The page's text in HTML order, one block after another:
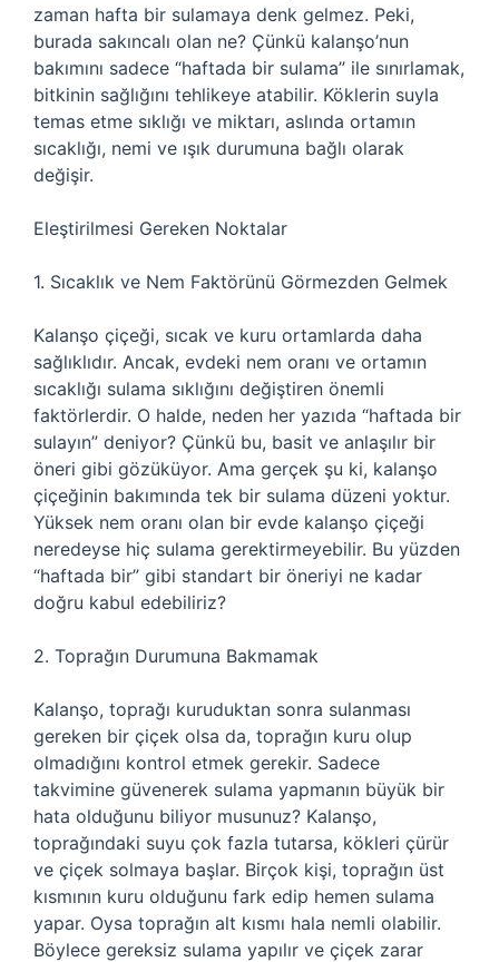
zaman hafta bir sulamaya denk gelmez. Peki,
burada sakıncalı olan ne? Çünkü kalanşo’nun
bakımını sadece “haftada bir sulama” ile sınırlamak,
bitkinin sağlığını tehlikeye atabilir. Köklerin suyla
temas etme sıklığı ve miktarı, aslında ortamın
sıcaklığı, nemi ve ışık durumuna bağlı olarak
değişir.
Eleştirilmesi Gereken Noktalar
1. Sıcaklık ve Nem Faktörünü Görmezden Gelmek
Kalanşo çiçeği, sıcak ve kuru ortamlarda daha
sağlıklıdır. Ancak, evdeki nem oranı ve ortamın
sıcaklığı sulama sıklığını değiştiren önemli
faktörlerdir. O halde, neden her yazıda “haftada bir
sulayın” deniyor? Çünkü bu, basit ve anlaşılır bir
öneri gibi gözüküyor. Ama gerçek şu ki, kalanşo
çiçeğinin bakımında tek bir sulama düzeni yoktur.
Yüksek nem oranı olan bir evde kalanşo çiçeği
neredeyse hiç sulama gerektirmeyebilir. Bu yüzden
“haftada bir” gibi standart bir öneriyi ne kadar
doğru kabul edebiliriz?
2. Toprağın Durumuna Bakmamak
Kalanşo, toprağı kuruduktan sonra sulanması
gereken bir çiçek olsa da, toprağın kuru olup
olmadığını kontrol etmek gerekir. Sadece
takvimine güvenerek sulama yapmanın büyük bir
hata olduğunu biliyor musunuz? Kalanşo,
toprağındaki suyu çok fazla tutarsa, kökleri çürür
ve çiçek solmaya başlar. Birçok kişi, toprağın üst
kısmının kuru olduğunu fark edip hemen sulama
yapar. Oysa toprağın alt kısmı hala nemli olabilir.
Böylece gereksiz sulama yapılır ve çiçek zarar